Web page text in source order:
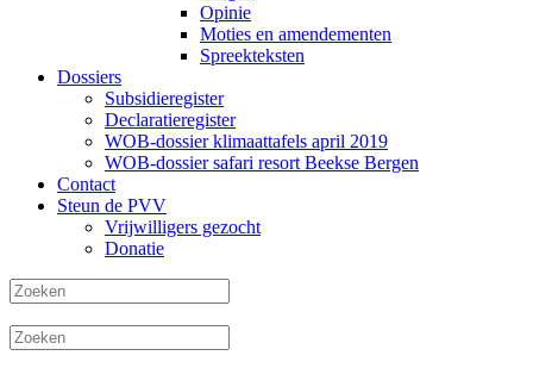
Opinie
Moties en amendementen
Spreekteksten
Dossiers
Subsidieregister
Declaratieregister
WOB-dossier klimaattafels april 2019
WOB-dossier safari resort Beekse Bergen
Contact
Steun de PVV
Vrijwilligers gezocht
Donatie